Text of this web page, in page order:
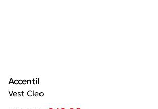
Vest Cleo
Accentil